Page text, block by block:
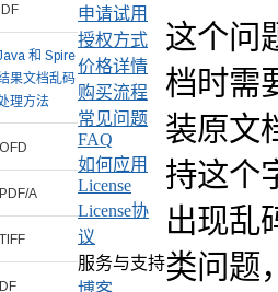
这个问
档时需
装原文
持这个
出现乱
类问题
和 Spire
果文档乱码
理方法
A
申请试用
授权方式
价格详情
购买流程
常见问题
FAQ
如何应用
License
License协
议
服务与支持